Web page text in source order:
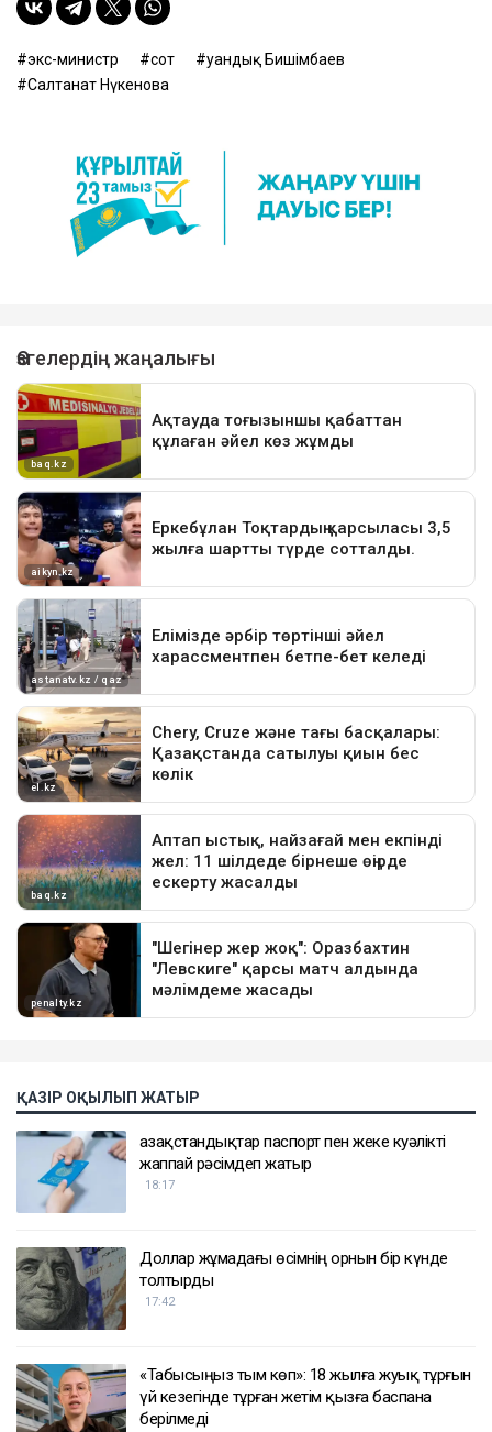
экс-министр сот
Қуандық Бишімбаев
Салтанат Нүкенова
ҚАЗІР ОҚЫЛЫП ЖАТЫР
Қазақстандықтар паспорт пен жеке куәлікті
жаппай рәсімдеп жатыр
18:17
Доллар жұмадағы өсімнің орнын бір күнде
толтырды
17:42
«Табысыңыз тым көп»: 18 жылға жуық тұрғын
үй кезегінде тұрған жетім қызға баспана
берілмеді